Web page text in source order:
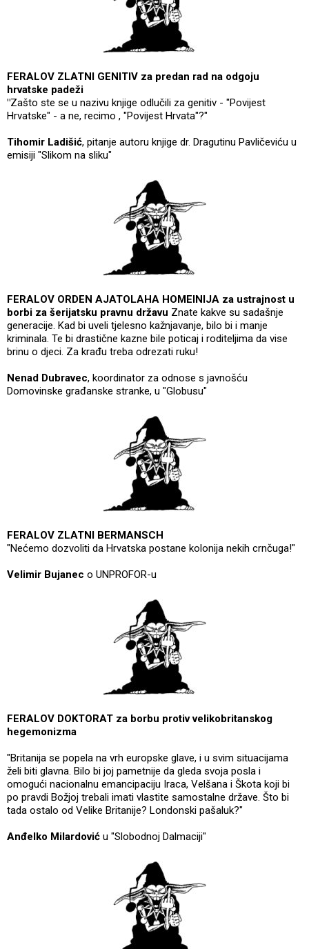
FERALOV ZLATNI GENITIV za predan rad na odgoju
hrvatske padeži
"Zašto ste se u nazivu knjige odlučili za genitiv - "Povijest
Hrvatske" - a ne, recimo , "Povijest Hrvata"?"
Tihomir Ladišić, pitanje autoru knjige dr. Dragutinu Pavličeviću u
emisiji "Slikom na sliku"
FERALOV ORDEN AJATOLAHA HOMEINIJA za ustrajnost u
borbi za šerijatsku pravnu državu Znate kakve su sadašnje
generacije. Kad bi uveli tjelesno kažnjavanje, bilo bi i manje
kriminala. Te bi drastične kazne bile poticaj i roditeljima da vise
brinu o djeci. Za krađu treba odrezati ruku!
Nenad Dubravec, koordinator za odnose s javnošću
Domovinske građanske stranke, u "Globusu"
FERALOV ZLATNI BERMANSCH
"Nećemo dozvoliti da Hrvatska postane kolonija nekih crnčuga!"
Velimir Bujanec o UNPROFOR-u
FERALOV DOKTORAT za borbu protiv velikobritanskog
hegemonizma
"Britanija se popela na vrh europske glave, i u svim situacijama
želi biti glavna. Bilo bi joj pametnije da gleda svoja posla i
omogući nacionalnu emancipaciju Iraca, Velšana i Škota koji bi
po pravdi Božjoj trebali imati vlastite samostalne države. Što bi
tada ostalo od Velike Britanije? Londonski pašaluk?"
Anđelko Milardović u "Slobodnoj Dalmaciji"